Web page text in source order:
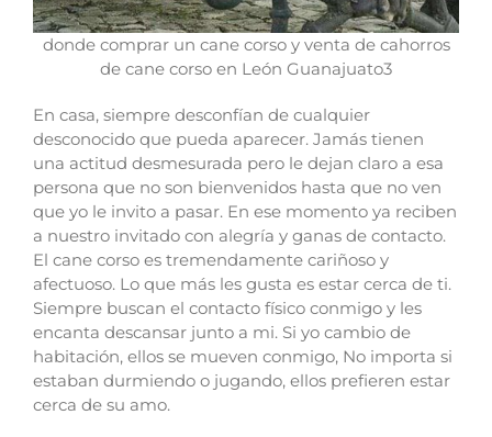
donde comprar un cane corso y venta de cahorros
de cane corso en León Guanajuato3
En casa, siempre desconfían de cualquier
desconocido que pueda aparecer. Jamás tienen
una actitud desmesurada pero le dejan claro a esa
persona que no son bienvenidos hasta que no ven
que yo le invito a pasar. En ese momento ya reciben
a nuestro invitado con alegría y ganas de contacto.
El cane corso es tremendamente cariñoso y
afectuoso. Lo que más les gusta es estar cerca de ti.
Siempre buscan el contacto físico conmigo y les
encanta descansar junto a mi. Si yo cambio de
habitación, ellos se mueven conmigo, No importa si
estaban durmiendo o jugando, ellos prefieren estar
cerca de su amo.